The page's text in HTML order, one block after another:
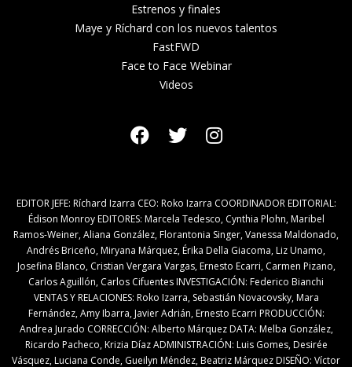
Estrenos y finales
Maye y Ríchard con los nuevos talentos
FastFWD
Face to Face Webinar
Videos
EDITOR JEFE: Ríchard Izarra CEO: Roko Izarra COORDINADOR EDITORIAL:
Édison Monroy EDITORES: Marcela Tedesco, Cynthia Plohn, Maribel
Ramos-Weiner, Aliana González, Florantonia Singer, Vanessa Maldonado,
Andrés Briceño, Miryana Márquez, Érika Della Giacoma, Liz Unamo,
Josefina Blanco, Cristian Vergara Vargas, Ernesto Ecarri, Carmen Pizano,
Carlos Aguillón, Carlos Cifuentes INVESTIGACIÓN: Federico Bianchi
VENTAS Y RELACIONES: Roko Izarra, Sebastián Novacovsky, Mara
Fernández, Amy Ibarra, Javier Adrián, Ernesto Ecarri PRODUCCIÓN:
Andrea Jurado CORRECCIÓN: Alberto Márquez DATA: Melba González,
Ricardo Pacheco, Krizia Díaz ADMINISTRACIÓN: Luis Gomes, Desirée
Vásquez, Luciana Conde, Gueilyn Méndez, Beatriz Márquez DISEÑO: Víctor